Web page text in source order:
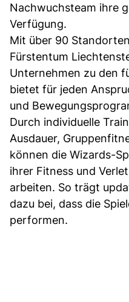
Nachwuchsteam ihre
Verfügung.
Mit über 90
Fürstentum
Unternehmen zu den
bietet für jeden
und
Durch individuelle
Ausdauer,
können die Wizards-
ihrer Fitness und
arbeiten. So trägt
dazu bei, dass die
performen.